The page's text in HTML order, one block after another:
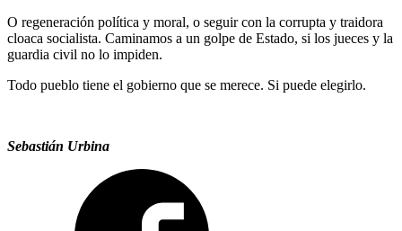
O regeneración política y moral, o seguir con la corrupta y traidora
cloaca socialista. Caminamos a un golpe de Estado, si los jueces y la
guardia civil no lo impiden.
Todo pueblo tiene el gobierno que se merece. Si puede elegirlo.
Sebastián Urbina